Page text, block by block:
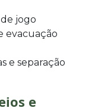
jogo
evacuação
e separação
e